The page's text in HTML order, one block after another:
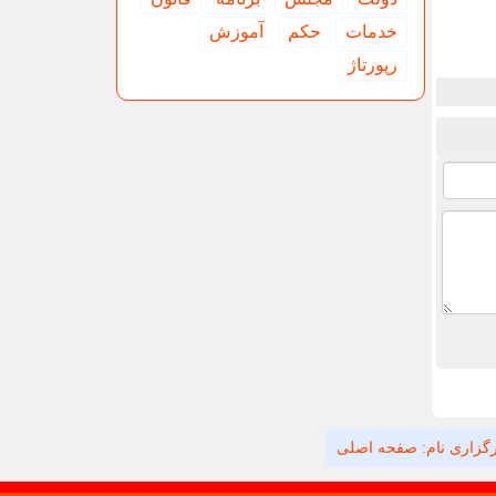
خدمات
حكم
آموزش
رپورتاژ
نام: صفحه اصلی